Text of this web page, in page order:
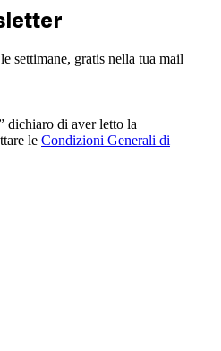
settimane, gratis nella tua mail
dichiaro di aver letto la
le Condizioni Generali di